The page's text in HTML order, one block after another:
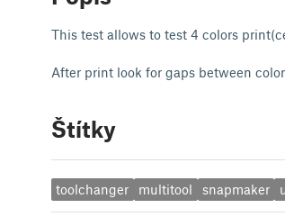
This test allows to test 4 colors
After print look for gaps between
Štítky
toolchanger multitool snapmaker